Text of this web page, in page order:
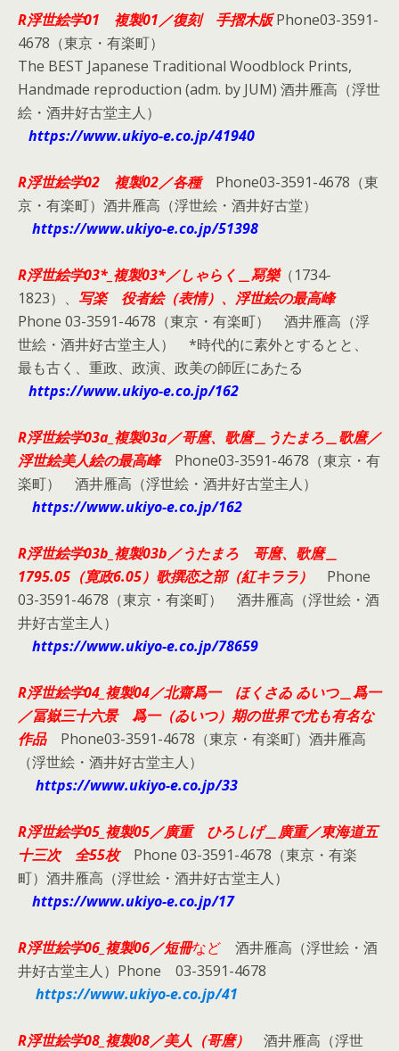
R浮世絵学01 複製01／復刻 手摺木版Phone03-3591-
4678（東京・有楽町）
The BEST Japanese Traditional Woodblock Prints,
Handmade reproduction (adm. by JUM) 酒井雁高（浮世
絵・酒井好古堂主人）
https://www.ukiyo-e.co.jp/41940
R浮世絵学02 複製02／各種Phone03-3591-4678（東
京・有楽町）酒井雁高（浮世絵・酒井好古堂）
https://www.ukiyo-e.co.jp/51398
R浮世絵学03*_複製03*／しゃらく＿冩樂（1734-
1823）、 写楽 役者絵（表情）、浮世絵の最高峰
Phone 03-3591-4678（東京・有楽町） 酒井雁高（浮
世絵・酒井好古堂主人） *時代的に素外とするとと、
最も古く、重政、政演、政美の師匠にあたる
https://www.ukiyo-e.co.jp/162
R浮世絵学03a_複製03a／哥麿、歌麿＿うたまろ＿歌麿／
浮世絵美人絵の最高峰Phone03-3591-4678（東京・有
楽町） 酒井雁高（浮世絵・酒井好古堂主人）
https://www.ukiyo-e.co.jp/162
R浮世絵学03b_複製03b／うたまろ 哥麿、歌麿＿
1795.05（寛政6.05）歌撰恋之部（紅キララ）
Phone
03-3591-4678（東京・有楽町） 酒井雁高（浮世絵・酒
井好古堂主人）
https://www.ukiyo-e.co.jp/78659
R浮世絵学04_複製04／北齋爲一 ほくさゐ ゐいつ＿爲一
／冨嶽三十六景 爲一（ゐいつ）期の世界で尤も有名な
作品Phone03-3591-4678（東京・有楽町）酒井雁高
（浮世絵・酒井好古堂主人）
https://www.ukiyo-e.co.jp/33
R浮世絵学05_複製05／廣重 ひろしげ＿廣重／東海道五
十三次 全55枚Phone 03-3591-4678（東京・有楽
町）酒井雁高（浮世絵・酒井好古堂主人）
https://www.ukiyo-e.co.jp/17
R浮世絵学06_複製06／短冊など 酒井雁高（浮世絵・酒
井好古堂主人）Phone 03-3591-4678
https://www.ukiyo-e.co.jp/41
R浮世絵学08_複製08／美人（哥麿） 酒井雁高（浮世